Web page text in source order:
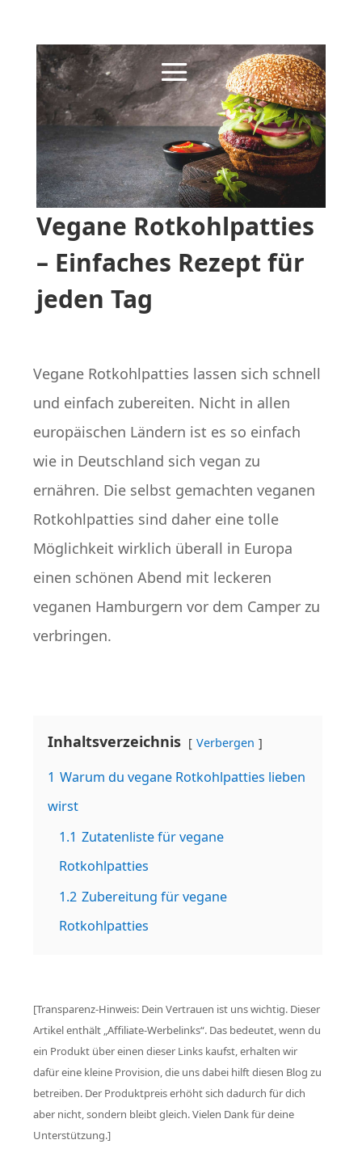
Vegane Rotkohlpatties
– Einfaches Rezept für
jeden Tag
Vegane Rotkohlpatties lassen sich schnell
und einfach zubereiten. Nicht in allen
europäischen Ländern ist es so einfach
wie in Deutschland sich vegan zu
ernähren. Die selbst gemachten veganen
Rotkohlpatties sind daher eine tolle
Möglichkeit wirklich überall in Europa
einen schönen Abend mit leckeren
veganen Hamburgern vor dem Camper zu
verbringen.
Inhaltsverzeichnis Verbergen
1 Warum du vegane Rotkohlpatties lieben
wirst
1.1 Zutatenliste für vegane
Rotkohlpatties
1.2 Zubereitung für vegane
Rotkohlpatties
[Transparenz-Hinweis: Dein Vertrauen ist uns wichtig. Dieser
Artikel enthält „Affiliate-Werbelinks“. Das bedeutet, wenn du
ein Produkt über einen dieser Links kaufst, erhalten wir
dafür eine kleine Provision, die uns dabei hilft diesen Blog zu
betreiben. Der Produktpreis erhöht sich dadurch für dich
aber nicht, sondern bleibt gleich. Vielen Dank für deine
Unterstützung.]